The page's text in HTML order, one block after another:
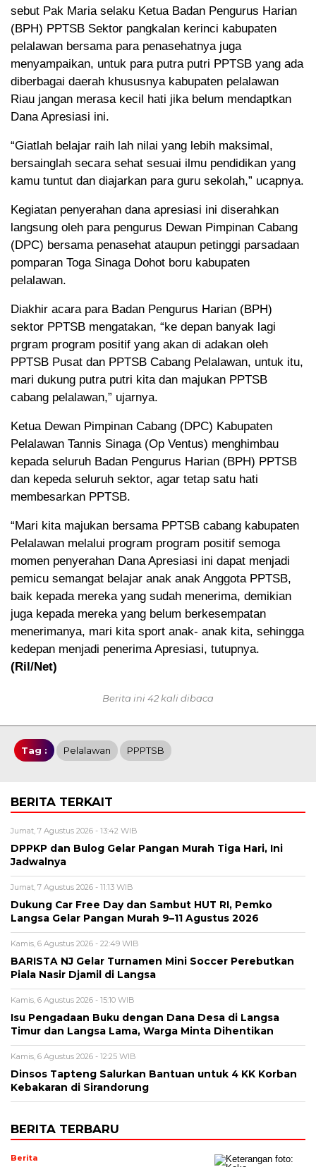
sebut Pak Maria selaku Ketua Badan Pengurus Harian
(BPH) PPTSB Sektor pangkalan kerinci kabupaten
pelalawan bersama para penasehatnya juga
menyampaikan, untuk para putra putri PPTSB yang ada
diberbagai daerah khususnya kabupaten pelalawan
Riau jangan merasa kecil hati jika belum mendaptkan
Dana Apresiasi ini.
“Giatlah belajar raih lah nilai yang lebih maksimal,
bersainglah secara sehat sesuai ilmu pendidikan yang
kamu tuntut dan diajarkan para guru sekolah,” ucapnya.
Kegiatan penyerahan dana apresiasi ini diserahkan
langsung oleh para pengurus Dewan Pimpinan Cabang
(DPC) bersama penasehat ataupun petinggi parsadaan
pomparan Toga Sinaga Dohot boru kabupaten
pelalawan.
Diakhir acara para Badan Pengurus Harian (BPH)
sektor PPTSB mengatakan, “ke depan banyak lagi
prgram program positif yang akan di adakan oleh
PPTSB Pusat dan PPTSB Cabang Pelalawan, untuk itu,
mari dukung putra putri kita dan majukan PPTSB
cabang pelalawan,” ujarnya.
Ketua Dewan Pimpinan Cabang (DPC) Kabupaten
Pelalawan Tannis Sinaga (Op Ventus) menghimbau
kepada seluruh Badan Pengurus Harian (BPH) PPTSB
dan kepeda seluruh sektor, agar tetap satu hati
membesarkan PPTSB.
“Mari kita majukan bersama PPTSB cabang kabupaten
Pelalawan melalui program program positif semoga
momen penyerahan Dana Apresiasi ini dapat menjadi
pemicu semangat belajar anak anak Anggota PPTSB,
baik kepada mereka yang sudah menerima, demikian
juga kepada mereka yang belum berkesempatan
menerimanya, mari kita sport anak- anak kita, sehingga
kedepan menjadi penerima Apresiasi, tutupnya.
(Ril/Net)
Berita ini 42 kali dibaca
Tag : Pelalawan PPPTSB
BERITA TERKAIT
Jumat, 7 Agustus 2026 - 13:42 WIB
DPPKP dan Bulog Gelar Pangan Murah Tiga Hari, Ini
Jadwalnya
Jumat, 7 Agustus 2026 - 11:13 WIB
Dukung Car Free Day dan Sambut HUT RI, Pemko
Langsa Gelar Pangan Murah 9–11 Agustus 2026
Kamis, 6 Agustus 2026 - 22:49 WIB
BARISTA NJ Gelar Turnamen Mini Soccer Perebutkan
Piala Nasir Djamil di Langsa
Kamis, 6 Agustus 2026 - 15:10 WIB
Isu Pengadaan Buku dengan Dana Desa di Langsa
Timur dan Langsa Lama, Warga Minta Dihentikan
Kamis, 6 Agustus 2026 - 12:25 WIB
Dinsos Tapteng Salurkan Bantuan untuk 4 KK Korban
Kebakaran di Sirandorung
BERITA TERBARU
Berita